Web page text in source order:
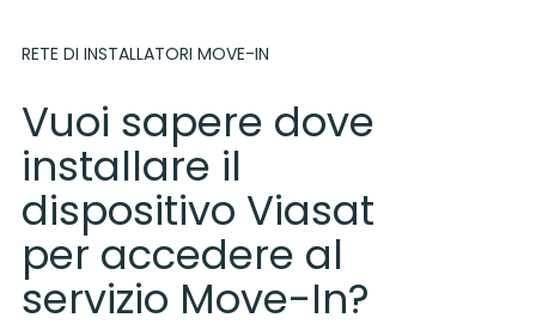
RETE DI INSTALLATORI MOVE-IN
Vuoi sapere dove
installare il
dispositivo Viasat
per accedere al
servizio Move-In?